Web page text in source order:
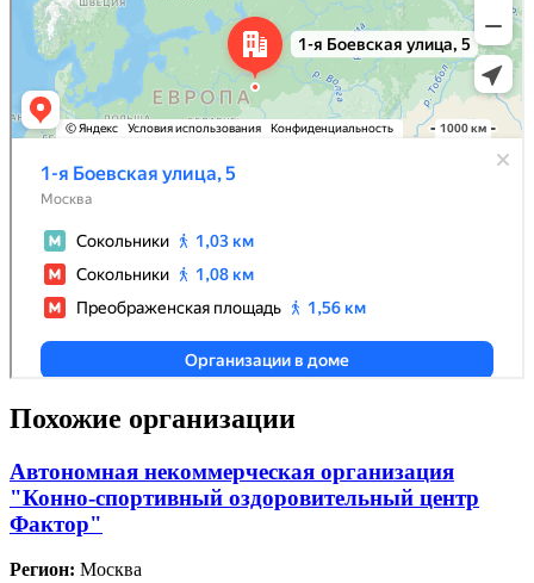
Похожие организации
Автономная некоммерческая организация
"Конно-спортивный оздоровительный центр
Фактор"
Регион: Москва